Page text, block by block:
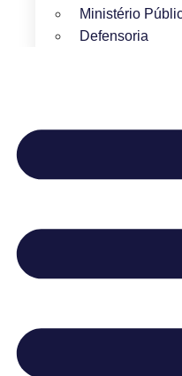
Ministério
Defensoria